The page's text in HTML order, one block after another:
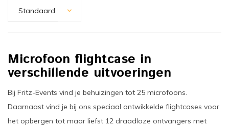
Standaard
Microfoon flightcase in
verschillende uitvoeringen
Bij Fritz-Events vind je behuizingen tot 25 microfoons.
Daarnaast vind je bij ons speciaal ontwikkelde flightcases voor
het opbergen tot maar liefst 12 draadloze ontvangers met